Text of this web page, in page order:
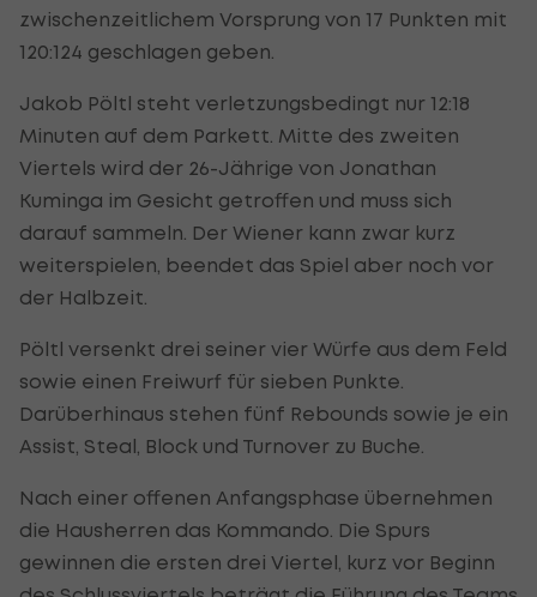
zwischenzeitlichem Vorsprung von 17 Punkten mit
120:124 geschlagen geben.
Jakob Pöltl steht verletzungsbedingt nur 12:18
Minuten auf dem Parkett. Mitte des zweiten
Viertels wird der 26-Jährige von Jonathan
Kuminga im Gesicht getroffen und muss sich
darauf sammeln. Der Wiener kann zwar kurz
weiterspielen, beendet das Spiel aber noch vor
der Halbzeit.
Pöltl versenkt drei seiner vier Würfe aus dem Feld
sowie einen Freiwurf für sieben Punkte.
Darüberhinaus stehen fünf Rebounds sowie je ein
Assist, Steal, Block und Turnover zu Buche.
Nach einer offenen Anfangsphase übernehmen
die Hausherren das Kommando. Die Spurs
gewinnen die ersten drei Viertel, kurz vor Beginn